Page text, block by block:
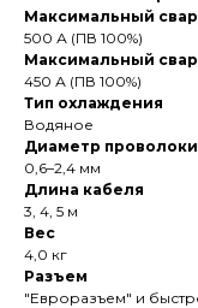
Максимальный
500 А (ПВ 100%)
Максимальный
450 А (ПВ 100%)
Тип охлаждения
Водяное
Диаметр проволоки
0,6–2,4 мм
Длина кабеля
3, 4, 5 м
Вес
4,0 кг
Разъем
"Евроразъем" и